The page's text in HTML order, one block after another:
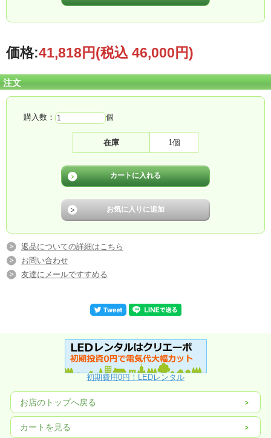
価格:41,818円(税込 46,000円)
注文
購入数： 個
在庫 1個
返品についての詳細はこちら
お問い合わせ
友達にメールですすめる
初期費用0円！LEDレンタル
お店のトップへ戻る
カートを見る